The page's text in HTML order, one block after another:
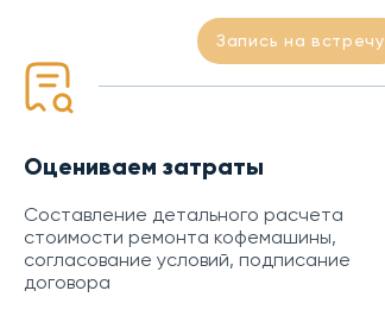
Запись на встречу
Оцениваем затраты
Составление детального расчета
стоимости ремонта кофемашины,
согласование условий, подписание
договора